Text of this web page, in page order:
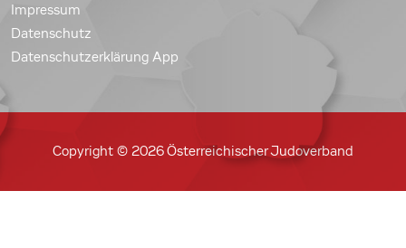
Impressum
Datenschutz
Datenschutzerklärung App
Copyright © 2026 Österreichischer Judoverband